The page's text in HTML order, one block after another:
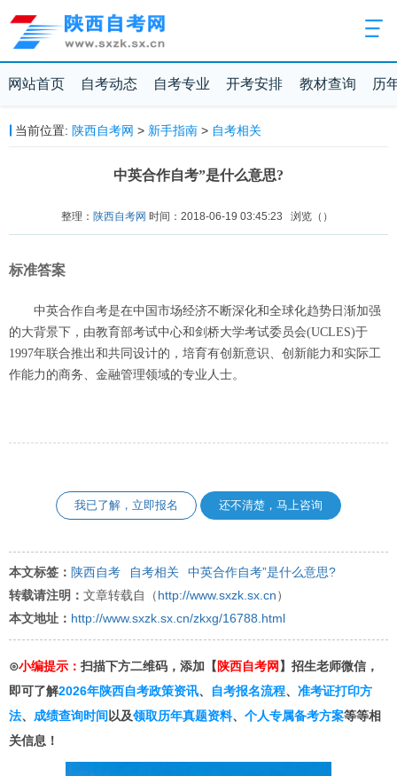
网站首页 自考动态 自考专业 开考安排 教材查询 历
当前位置: 陕西自考网 > 新手指南> 自考相关
中英合作自考”是什么意思?
整理： 陕西自考网 时间：2018-06-19 03:45:23 浏览（ ）
标准答案
中英合作自考是在中国市场经济不断深化和全球化趋势日渐加强
的大背景下，由教育部考试中心和剑桥大学考试委员会(UCLES)于
1997年联合推出和共同设计的，培育有创新意识、创新能力和实际工
作能力的商务、金融管理领域的专业人士。
我已了解，立即报名 还不清楚，马上咨询
本文标签： 陕西自考 自考相关
中英合作自考”是什么意思?
转载请注明： 文章转载自（ http://www.sxzk.sx.cn ）
本文地址： http://www.sxzk.sx.cn/zkxg/16788.html
⊙小编提示： 扫描下方二维码，添加【 陕西自考网 】招生老师微信，
即可了解2026年陕西自考政策资讯、 自考报名流程、 准考证打印方
法、 成绩查询时间 以及领取历年真题资料、 个人专属备考方案等等相
关信息！